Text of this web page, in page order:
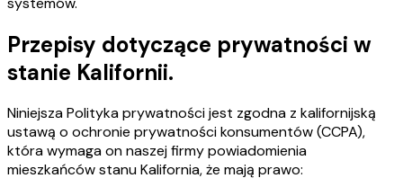
Przepisy dotyczące prywatności w
stanie Kalifornii.
Niniejsza Polityka prywatności jest zgodna z kalifornijską
ustawą o ochronie prywatności konsumentów (CCPA),
która wymaga on naszej firmy powiadomienia
mieszkańców stanu Kalifornia, że mają prawo: